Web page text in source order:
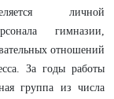
личной
гимназии,
отношений
За годы работы
группа из числа